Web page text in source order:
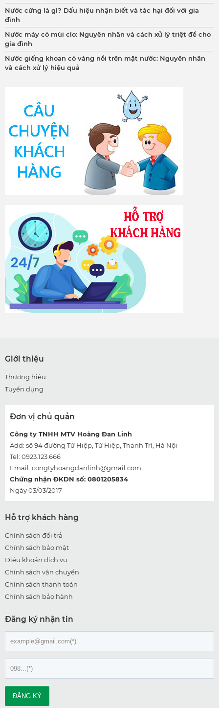
Nước cứng là gì? Dấu hiệu nhận biết và tác hại đối với gia
đình
Nước máy có mùi clo: Nguyên nhân và cách xử lý triệt để cho
gia đình
Nước giếng khoan có váng nổi trên mặt nước: Nguyên nhân
và cách xử lý hiệu quả
Giới thiệu
Thương hiệu
Tuyển dụng
Đơn vị chủ quản
Công ty TNHH MTV Hoàng Đan Linh
Add: số 94 đường Tứ Hiệp, Tứ Hiệp, Thanh Trì, Hà Nội
Tel: 0923.123.666
Email: congtyhoangdanlinh@gmail.com
Chứng nhận ĐKDN số: 0801205834
Ngày 03/03/2017
Hỗ trợ khách hàng
Chính sách đổi trả
Chính sách bảo mật
Điều khoản dịch vụ
Chính sách vận chuyển
Chính sách thanh toán
Chính sách bảo hành
Đăng ký nhận tin